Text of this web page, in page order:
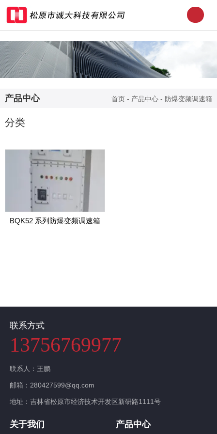
产品中心 首页 - 产品中心 - 防爆变频调速箱
分类
BQK52 系列防爆变频调速箱
联系方式
13756769977
联系人：王鹏
邮箱：280427599@qq.com
地址：吉林省松原市经济技术开发区新研路1111号
关于我们 产品中心